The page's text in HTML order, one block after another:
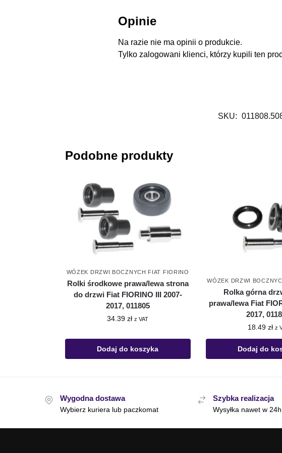
Opinie
Na razie nie ma opinii o produkcie.
Tylko zalogowani klienci, którzy kupili ten
SKU:
Podobne produkty
WÓZEK DRZWI BOCZNYCH FIAT FIORINO
Rolki środkowe prawa/lewa strona
do drzwi Fiat FIORINO III 2007-
2017, 011805
34.39zł z VAT
Dodaj do koszyka
WÓZEK DRZWI
Rolka górna
prawa/lewa Fiat
2017,
18.49 zł z
Dodaj do
Wygodna dostawa
Wybierz kuriera lub paczkomat
Szybka realizacja
Wysyłka nawet w 24h